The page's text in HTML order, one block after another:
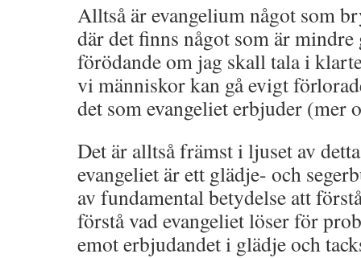
Alltså är evangelium något som
där det finns något som är
förödande om jag skall tala i
vi människor kan gå evigt
det som evangeliet erbjuder (mer
Det är alltså främst i ljuset av
evangeliet är ett glädje- och
av fundamental betydelse att
förstå vad evangeliet löser för
emot erbjudandet i glädje och